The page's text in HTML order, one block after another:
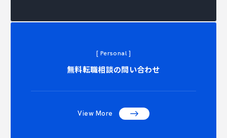
[ Personal ]
無料転職相談の問い合わせ
View More